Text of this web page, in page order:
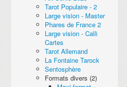
Tarot Populaire - 2
Large vision - Master
Phares de France 2
Large vision - Calli
Cartes
Tarot Allemand
La Fontaine Tarock
Sentosphère
Formats divers (2)